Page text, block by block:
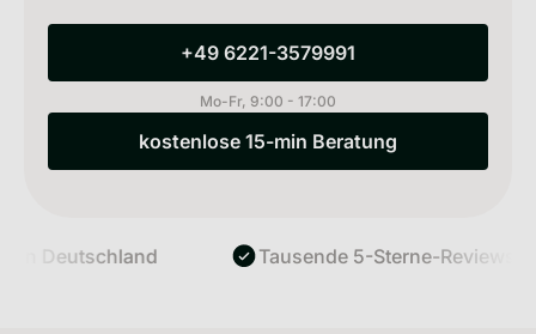
+49 6221-3579991
+49 6221-3579991
Mo-Fr, 9:00 - 17:00
kostenlose 15-min Beratung
kostenlose 15-min Beratung
Tausende 5-Sterne-Reviews